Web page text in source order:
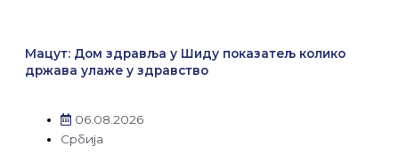
Мацут: Дом здравља у Шиду показатељ колико
држава улаже у здравство
06.08.2026
Србија